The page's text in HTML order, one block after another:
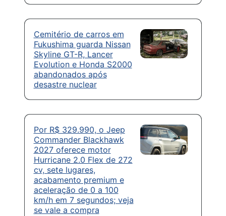
Cemitério de carros em
Fukushima guarda Nissan
Skyline GT-R, Lancer
Evolution e Honda S2000
abandonados após
desastre nuclear
Por R$ 329.990, o Jeep
Commander Blackhawk
2027 oferece motor
Hurricane 2.0 Flex de 272
cv, sete lugares,
acabamento premium e
aceleração de 0 a 100
km/h em 7 segundos; veja
se vale a compra